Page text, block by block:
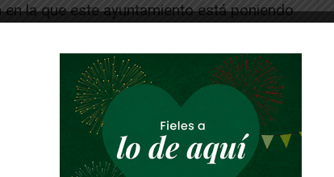
la que este ayuntamiento está poniendo